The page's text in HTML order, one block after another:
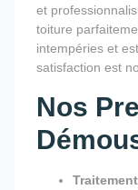
et
toiture
intempéries et
satisfaction est
Nos